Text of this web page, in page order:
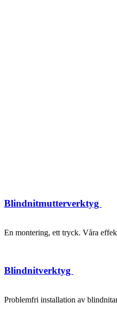
Blindnitmutterverktyg
En montering, ett tryck. Våra
Blindnitverktyg
Problemfri installation av